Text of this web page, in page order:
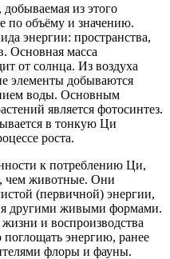
из этого
по объёму и значению.
энергии: пространства,
Основная масса
от солнца. Из воздуха
элементы добываются
воды. Основным
является фотосинтез.
в тонкую Ци
роста.
к потреблению Ци,
чем животные. Они
(первичной) энергии,
другими живыми формами.
и воспроизводства
энергию, ранее
флоры и фауны.